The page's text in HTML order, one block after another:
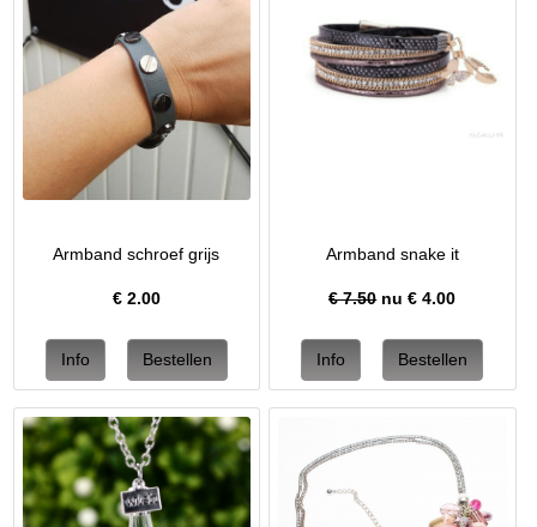
Armband schroef grijs
€ 2.00
Armband snake it
€ 7.50nu €4.00